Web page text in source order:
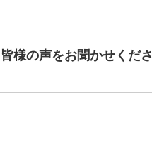
様の声をお聞かせくださ